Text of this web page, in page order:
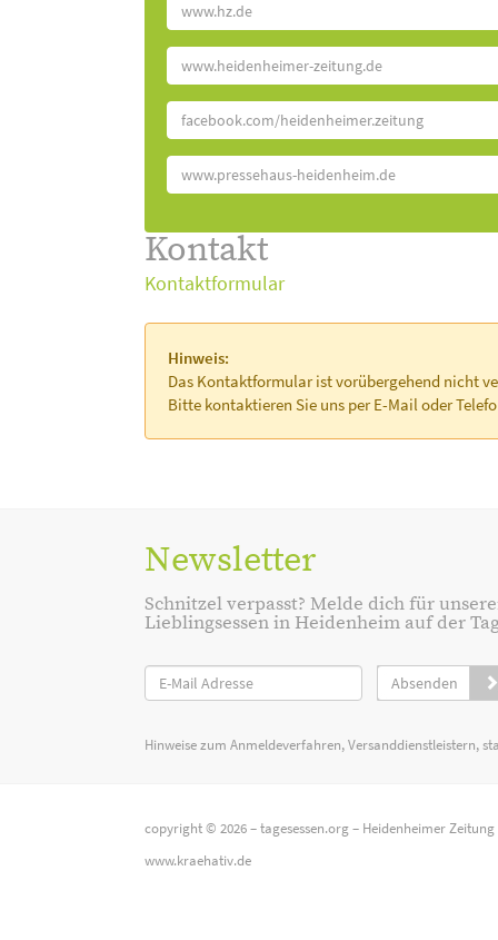
www.hz.de
www.heidenheimer-zeitung.de
facebook.com/heidenheimer.zeitung
www.pressehaus-heidenheim.de
Kontakt
Kontaktformular
Hinweis:
Das Kontaktformular ist vorübergehend nicht
Bitte kontaktieren Sie uns per E-Mail oder
Newsletter
Schnitzel verpasst? Melde dich für
Lieblingsessen in Heidenheim auf der
Absenden
Hinweise zum Anmeldeverfahren, Versanddienstleistern,
copyright © 2026 –tagesessen.org– Heidenheimer Zeitung
www.kraehativ.de